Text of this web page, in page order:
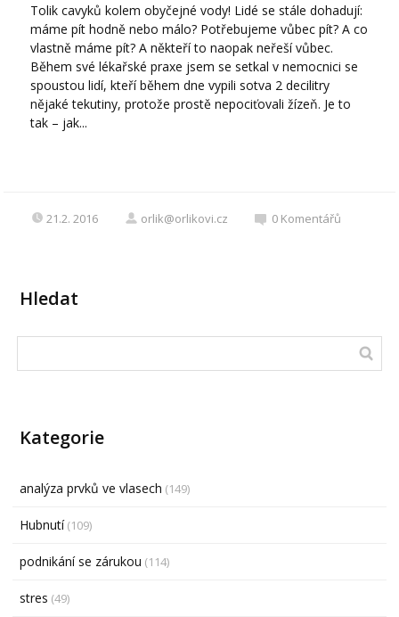
Tolik cavyků kolem obyčejné vody! Lidé se stále dohadují:
máme pít hodně nebo málo? Potřebujeme vůbec pít? A co
vlastně máme pít? A někteří to naopak neřeší vůbec.
Během své lékařské praxe jsem se setkal v nemocnici se
spoustou lidí, kteří během dne vypili sotva 2 decilitry
nějaké tekutiny, protože prostě nepociťovali žízeň. Je to
tak – jak...
21.2. 2016 orlik@orlikovi.cz 0 Komentářů
Hledat
Kategorie
analýza prvků ve vlasech (149)
Hubnutí(109)
podnikání se zárukou (114)
stres (49)